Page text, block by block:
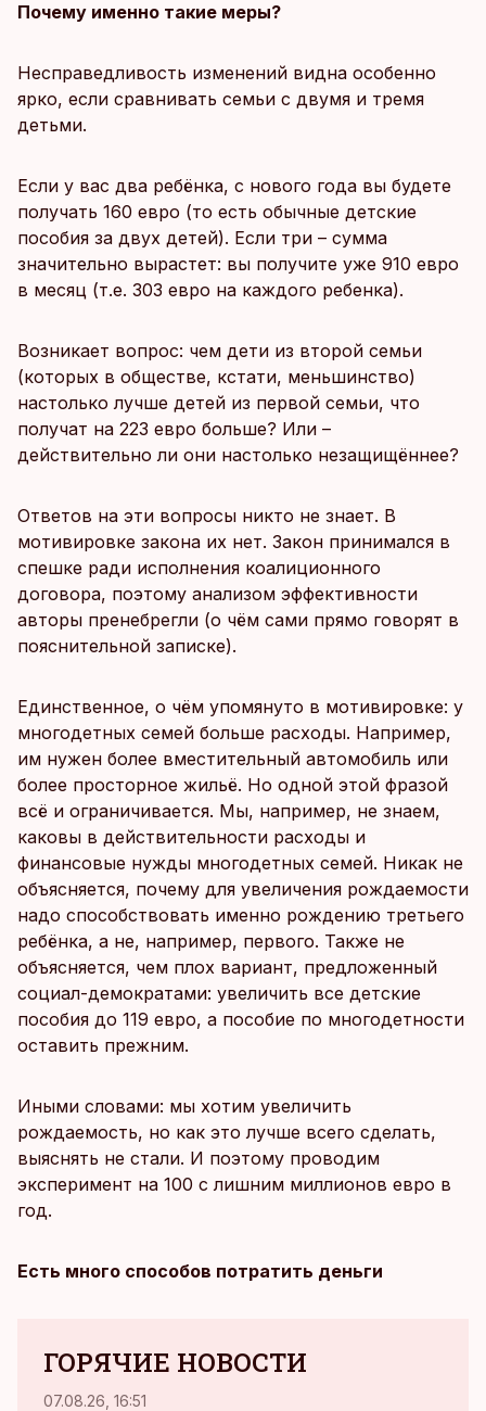
Почему именно такие меры?
Несправедливость изменений видна особенно
ярко, если сравнивать семьи с двумя и тремя
детьми.
Если у вас два ребёнка, с нового года вы будете
получать 160 евро (то есть обычные детские
пособия за двух детей). Если три – сумма
значительно вырастет: вы получите уже 910 евро
в месяц (т.е. 303 евро на каждого ребенка).
Возникает вопрос: чем дети из второй семьи
(которых в обществе, кстати, меньшинство)
настолько лучше детей из первой семьи, что
получат на 223 евро больше? Или –
действительно ли они настолько незащищённее?
Ответов на эти вопросы никто не знает. В
мотивировке закона их нет. Закон принимался в
спешке ради исполнения коалиционного
договора, поэтому анализом эффективности
авторы пренебрегли (о чём сами прямо говорят в
пояснительной записке).
Единственное, о чём упомянуто в мотивировке: у
многодетных семей больше расходы. Например,
им нужен более вместительный автомобиль или
более просторное жильё. Но одной этой фразой
всё и ограничивается. Мы, например, не знаем,
каковы в действительности расходы и
финансовые нужды многодетных семей. Никак не
объясняется, почему для увеличения рождаемости
надо способствовать именно рождению третьего
ребёнка, а не, например, первого. Также не
объясняется, чем плох вариант, предложенный
социал-демократами: увеличить все детские
пособия до 119 евро, а пособие по многодетности
оставить прежним.
Иными словами: мы хотим увеличить
рождаемость, но как это лучше всего сделать,
выяснять не стали. И поэтому проводим
эксперимент на 100 с лишним миллионов евро в
год.
Есть много способов потратить деньги
ГОРЯЧИЕ НОВОСТИ
07.08.26, 16:51